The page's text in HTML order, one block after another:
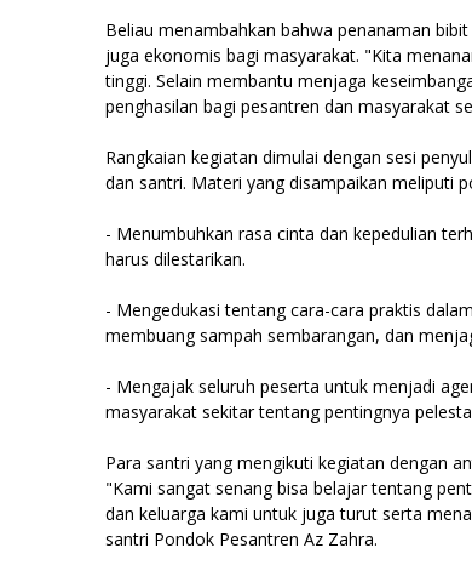
Beliau menambahkan bahwa penanaman
juga ekonomis bagi masyarakat. "Kita
tinggi. Selain membantu menjaga
penghasilan bagi pesantren dan masyarakat
Rangkaian kegiatan dimulai dengan sesi
dan santri. Materi yang disampaikan meliputi
- Menumbuhkan rasa cinta dan kepedulian
harus dilestarikan.
- Mengedukasi tentang cara-cara praktis
membuang sampah sembarangan, dan
- Mengajak seluruh peserta untuk menjadi
masyarakat sekitar tentang pentingnya
Para santri yang mengikuti kegiatan dengan
"Kami sangat senang bisa belajar tentang
dan keluarga kami untuk juga turut serta
santri Pondok Pesantren Az Zahra.